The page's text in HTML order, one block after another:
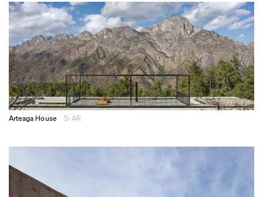
Arteaga House S-AR